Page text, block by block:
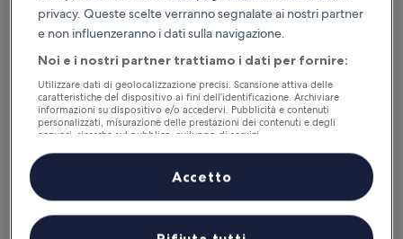
Inizio del sentiero Salt Creek
Stovepipe Wells Village Hotel - Inside The Park
privacy. Queste scelte verranno segnalate ai nostri partner
e non influenzeranno i dati sulla navigazione.
Noi e i nostri partner trattiamo i dati per fornire:
Utilizzare dati di geolocalizzazione precisi. Scansione attiva delle
caratteristiche del dispositivo ai fini dell’identificazione. Archiviare
informazioni su dispositivo e/o accedervi. Pubblicità e contenuti
personalizzati, misurazione delle prestazioni dei contenuti e degli
annunci, ricerche sul pubblico, sviluppo di servizi.
Elenco dei partner (fornitori)
Accetto